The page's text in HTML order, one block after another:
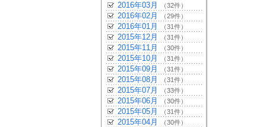
2016年03月 （32件）
2016年02月 （29件）
2016年01月 （31件）
2015年12月 （31件）
2015年11月 （30件）
2015年10月 （31件）
2015年09月 （31件）
2015年08月 （31件）
2015年07月 （33件）
2015年06月 （30件）
2015年05月 （31件）
2015年04月 （30件）